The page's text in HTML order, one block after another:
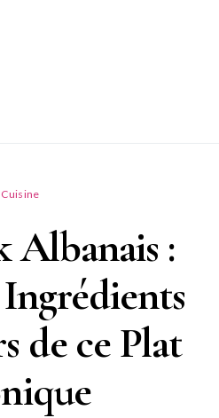
Cuisine
Albanais :
de ce Plat